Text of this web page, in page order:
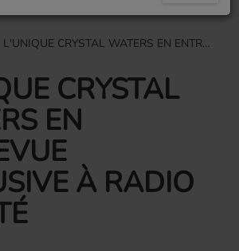
L'UNIQUE CRYSTAL WATERS EN ENTREVUE EXCLUSIVE À RADIO UNICITÉ
CRYSTAL
EN
À RADIO